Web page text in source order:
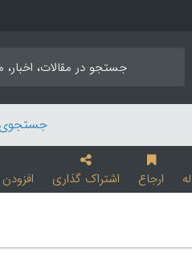
جستجوی
ارجاع اشتراک گذاری